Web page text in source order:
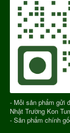
- Mỗi sản phẩm gửi
Nhật Trường Kon
- Sản phẩm chính